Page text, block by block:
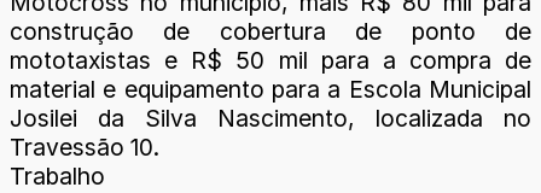
construção de cobertura de ponto de
mototaxistas e R$ 50 mil para a compra de
material e equipamento para a Escola Municipal
Josilei da Silva Nascimento, localizada no
Travessão 10.
Trabalho